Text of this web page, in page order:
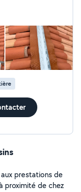
prestations de
proximité de chez